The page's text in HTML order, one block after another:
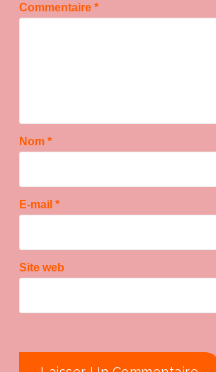
Commentaire *
Nom *
E-mail *
Site web